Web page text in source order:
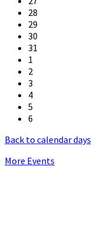
28
29
30
31
1
2
3
4
5
6
Back to calendar days
More Events